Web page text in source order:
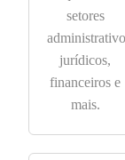
setores
jurídicos,
financeiros e
mais.